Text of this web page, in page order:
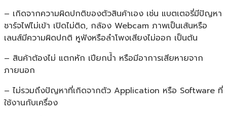
– เกิดจากความผิดปกติของตัวสินค้าเอง เช่น แบตเตอรี่มีปัญหา
ชาร์จไฟไม่เข้า เปิดไม่ติด, กล้อง Webcam ภาพเป็นเส้นหรือ
เลนส์มีความผิดปกติ หูฟังหรือลำโพงเสียงไม่ออก เป็นต้น
– สินค้าต้องไม่ แตกหัก เปียกน้ำ หรือมีอาการเสียหายจาก
ภายนอก
– ไม่รวมถึงปัญหาที่เกิดจากตัว Application หรือ Software ที่
ใช้งานกับเครื่อง